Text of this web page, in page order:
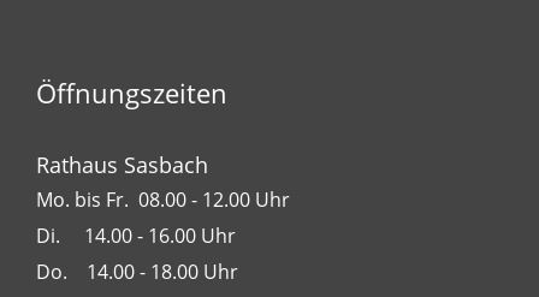
Öffnungszeiten
Rathaus Sasbach
Mo. bis Fr. 08.00 - 12.00 Uhr
Di. 14.00 - 16.00 Uhr
Do. 14.00 - 18.00 Uhr